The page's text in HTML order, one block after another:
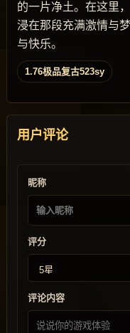
的一片净土。在这里
浸在那段充满激情与
与快乐。
1.76极品复古523sy
用户评论
昵称
评分
评论内容